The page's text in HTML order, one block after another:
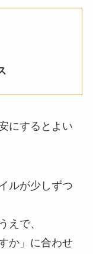
にするとよい
ルが少しずつ
えで、
か」に合わせ